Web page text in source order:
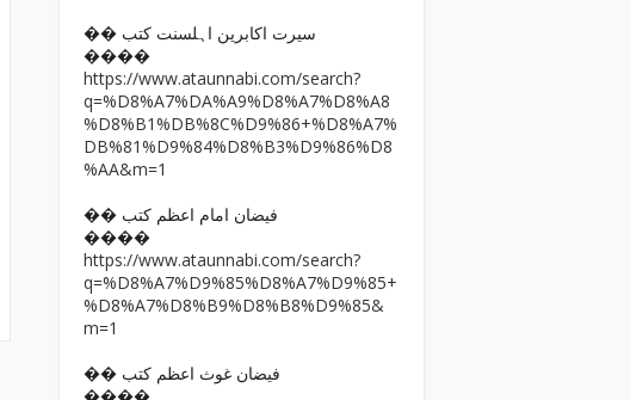
�� سیرت اکابرین اہلسنت کتب
����
https://www.ataunnabi.com/search?
q=%D8%A7%DA%A9%D8%A7%D8%A8
%D8%B1%DB%8C%D9%86+%D8%A7%
DB%81%D9%84%D8%B3%D9%86%D8
%AA&m=1
�� فیضان امام اعظم کتب
����
https://www.ataunnabi.com/search?
q=%D8%A7%D9%85%D8%A7%D9%85+
%D8%A7%D8%B9%D8%B8%D9%85&
m=1
�� فیضان غوث اعظم کتب